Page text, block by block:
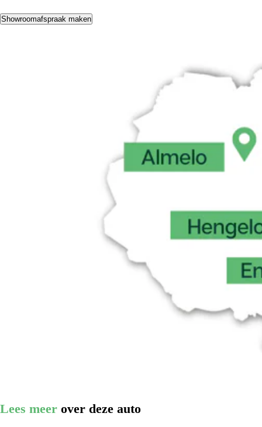
Showroomafspraak maken
Lees meer over deze auto